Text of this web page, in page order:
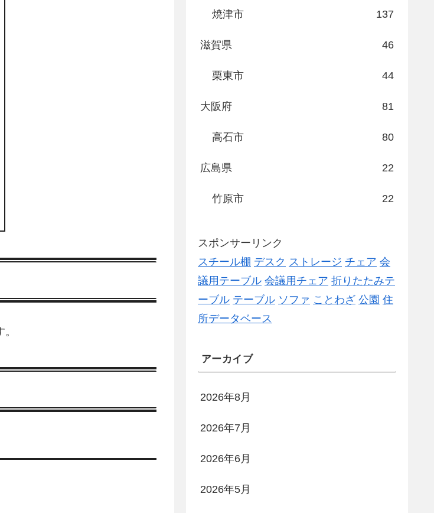
焼津市 137
滋賀県 46
栗東市 44
大阪府 81
高石市 80
広島県 22
竹原市 22
スポンサーリンク
スチール棚 デスク ストレージ チェア 会
議用テーブル 会議用チェア 折りたたみテ
ーブル テーブル ソファ ことわざ 公園 住
所データベース
アーカイブ
2026年8月
2026年7月
2026年6月
2026年5月